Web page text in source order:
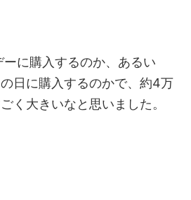
に購入するのか、あるい
日に購入するのかで、約4万
く大きいなと思いました。